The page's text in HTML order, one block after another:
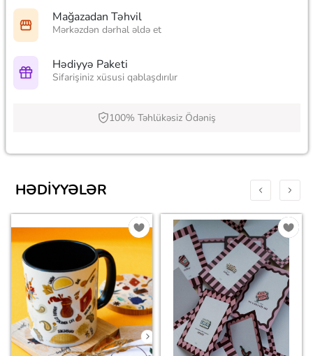
Mağazadan Təhvil
Mərkəzdən dərhal əldə et
Hədiyyə Paketi
Sifarişiniz xüsusi qablaşdırılır
100% Təhlükəsiz Ödəniş
HƏDIYYƏLƏR